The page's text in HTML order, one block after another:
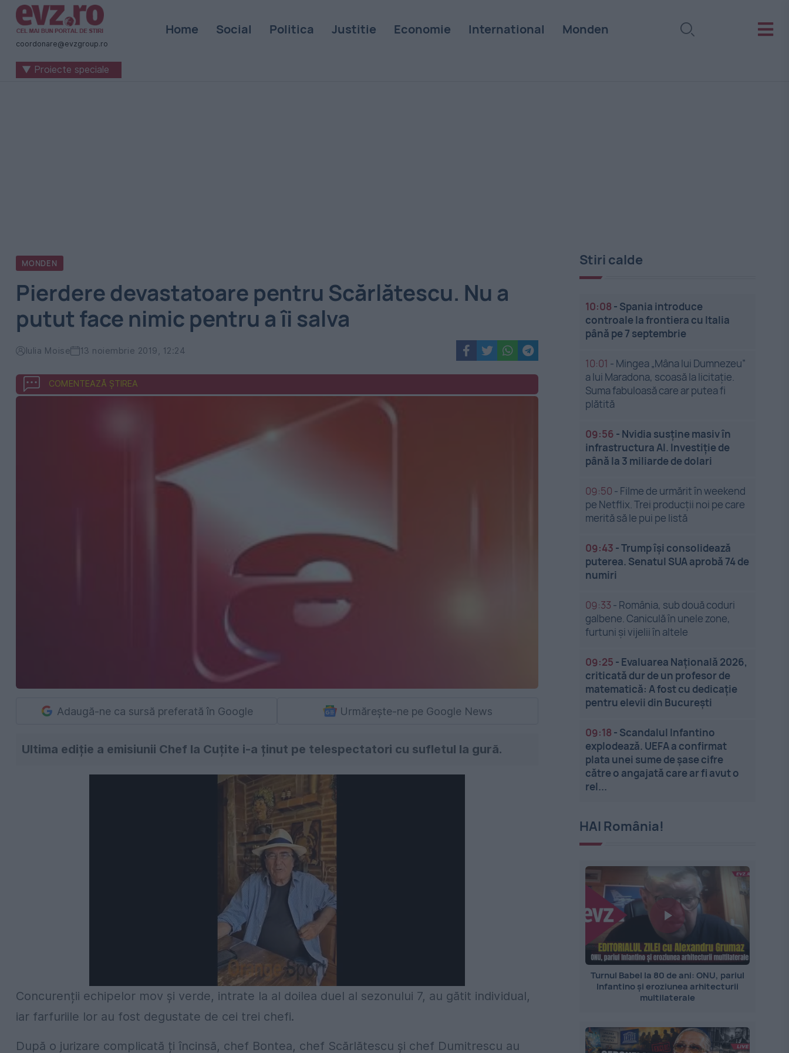
Știri
naționale
internaționale
coordonare@evzgroup.ro
Home Social Politica Justitie Economie International Monden
▼ Proiecte speciale
MONDEN
Pierdere devastatoare pentru Scărlătescu. Nu a
putut face nimic pentru a îi salva
Iulia Moise 13 noiembrie 2019, 12:24
COMENTEAZĂ ȘTIREA
Adaugă-ne ca sursă preferată în Google Urmărește-ne pe Google News
Ultima ediție a emisiunii Chef la Cuțite i-a ținut pe telespectatori cu sufletul la gură.
Concurenții echipelor mov și verde, intrate la al doilea duel al sezonului 7, au gătit individual,
iar farfuriile lor au fost degustate de cei trei chefi.
După o jurizare complicată ți încinsă, chef Bontea, chef Scărlătescu și chef Dumitrescu au
Stiri calde
10:08 - Spania introduce
controale la frontiera cu Italia
până pe 7 septembrie
10:01 - Mingea „Mâna lui Dumnezeu”
a lui Maradona, scoasă la licitație.
Suma fabuloasă care ar putea fi
plătită
09:56 - Nvidia susține masiv în
infrastructura AI. Investiție de
până la 3 miliarde de dolari
09:50 - Filme de urmărit în weekend
pe Netflix. Trei producții noi pe care
merită să le pui pe listă
09:43 -Trump își consolidează
puterea. Senatul SUA aprobă 74 de
numiri
09:33 - România, sub două coduri
galbene. Caniculă în unele zone,
furtuni și vijelii în altele
09:25 - Evaluarea Națională 2026,
criticată dur de un profesor de
matematică: A fost cu dedicație
pentru elevii din București
09:18 - Scandalul Infantino
explodează. UEFA a confirmat
plata unei sume de șase cifre
către o angajată care ar fi avut o
rel...
HAI România!
Turnul Babel la 80 de ani: ONU, pariul
Infantino și eroziunea arhitecturii
multilaterale